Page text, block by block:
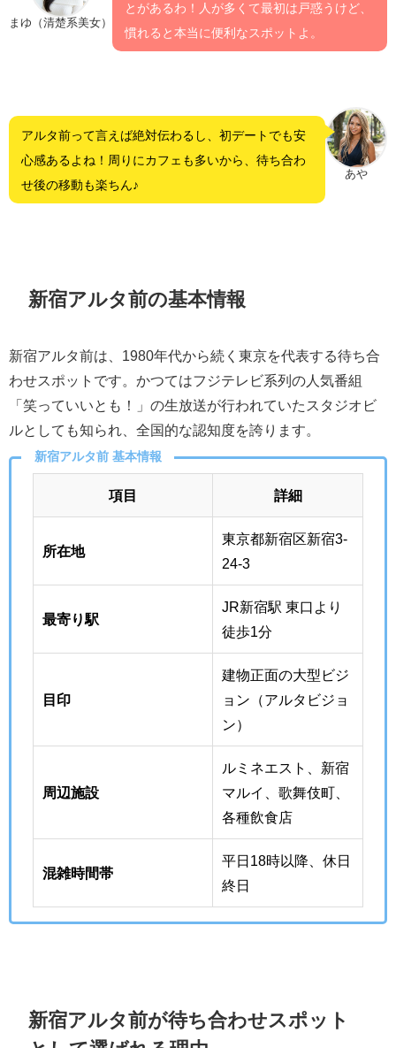
まゆ（清楚系美女）
とがあるわ！人が多くて最初は戸惑うけど、
慣れると本当に便利なスポットよ。
あや
アルタ前って言えば絶対伝わるし、初デートでも安
心感あるよね！周りにカフェも多いから、待ち合わ
せ後の移動も楽ちん♪
新宿アルタ前の基本情報
新宿アルタ前は、1980年代から続く東京を代表する待ち合
わせスポットです。かつてはフジテレビ系列の人気番組
「笑っていいとも！」の生放送が行われていたスタジオビ
ルとしても知られ、全国的な認知度を誇ります。
新宿アルタ前 基本情報
項目 詳細
所在地
東京都新宿区新宿3-
24-3
最寄り駅
JR新宿駅 東口より
徒歩1分
目印
建物正面の大型ビジ
ョン（アルタビジョ
ン）
周辺施設
ルミネエスト、新宿
マルイ、歌舞伎町、
各種飲食店
混雑時間帯
平日18時以降、休日
終日
新宿アルタ前が待ち合わせスポット